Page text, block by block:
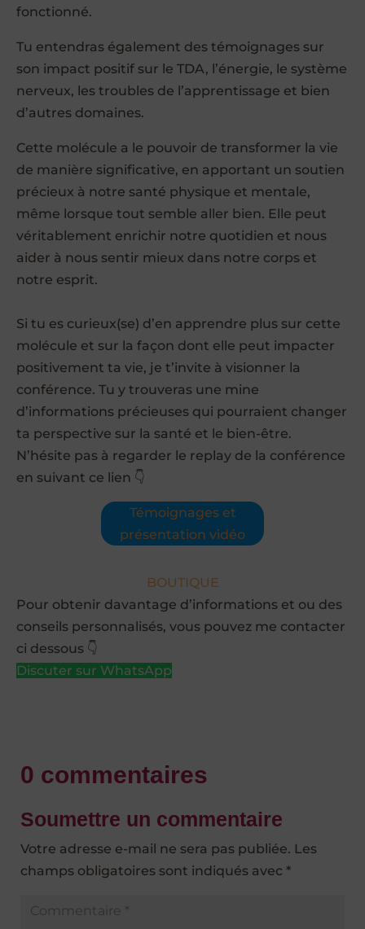
fonctionné.
Tu entendras également des témoignages sur
son impact positif sur le TDA, l’énergie, le système
nerveux, les troubles de l’apprentissage et bien
d’autres domaines.
Cette molécule a le pouvoir de transformer la vie
de manière significative, en apportant un soutien
précieux à notre santé physique et mentale,
même lorsque tout semble aller bien. Elle peut
véritablement enrichir notre quotidien et nous
aider à nous sentir mieux dans notre corps et
notre esprit.
Si tu es curieux(se) d’en apprendre plus sur cette
molécule et sur la façon dont elle peut impacter
positivement ta vie, je t’invite à visionner la
conférence. Tu y trouveras une mine
d’informations précieuses qui pourraient changer
ta perspective sur la santé et le bien-être.
N’hésite pas à regarder le replay de la conférence
en suivant ce lien 👇
Témoignages et
présentation vidéo
BOUTIQUE
Pour obtenir davantage d’informations et ou des
conseils personnalisés, vous pouvez me contacter
ci dessous 👇
Discuter sur WhatsApp
0 commentaires
Soumettre un commentaire
Votre adresse e-mail ne sera pas publiée. Les
champs obligatoires sont indiqués avec *